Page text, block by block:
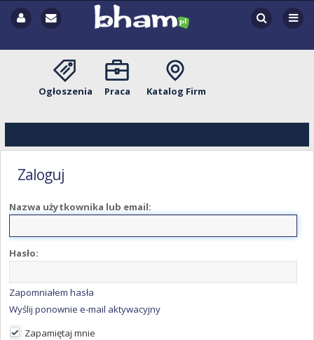
Ogłoszenia Praca Katalog Firm
Zaloguj
Nazwa użytkownika lub email:
Hasło:
Zapomniałem hasła
Wyślij ponownie e-mail aktywacyjny
Zapamiętaj mnie